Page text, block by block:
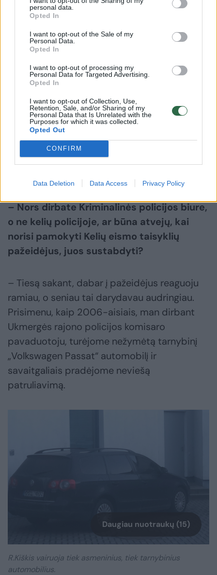
personal data.
Opted In
I want to opt-out of the Sale of my
Personal Data.
Opted In
I want to opt-out of processing my
Personal Data for Targeted Advertising.
Opted In
I want to opt-out of Collection, Use,
Retention, Sale, and/or Sharing of my
Personal Data that Is Unrelated with the
Purposes for which it was collected.
Opted Out
CONFIRM
Data Deletion Data Access Privacy Policy
meluočiau, jei sakyčiau, kad nebūdavo
smagu, kai kelyje skubėdami į įvykius
turėjome pirmenybę. Kiekvienas pareigūnas,
ypač jaunas, laukia įvykių, ir man norėjosi
jaustis svarbiam.
Tai tarsi toks jaunatviškas altruizmas padėti
kitiems. Mums su kolegomis tikrai norėjosi
veiksmo, nervindavo tuščiai sėdėti
– Nors dirbate Kriminalinės policijos biure,
o ne kelių policijoje, ar būna atvejų, kai
norisi pamokyti Kelių eismo taisyklių
pažeidėjus, juos sustabdyti?
– Tiesą sakant, dabar į pažeidėjus reaguoju
ramiau, o seniau tai darydavau audringiau.
Prisimenu, kaip 2006-aisiais, man dirbant
Ukmergės rajono policijos komisaro
pavaduotoju, turėjome nežymėtą tarnybinį
„Volkswagen Passat“ automobilį ir
savaitgaliais pradėjome neviešą
patruliavimą.
Daugiau nuotraukų (15)
R.Kiškis vairuoja tiek asmeninius, tiek tarnybinius
automobilius.